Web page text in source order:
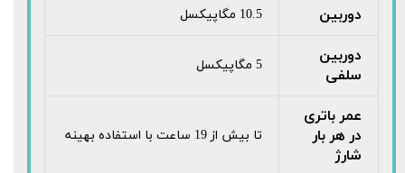
دوربین 10.5 مگاپیکسل
دوربین
سلفی
5 مگاپیکسل
عمر باتری
در هر بار
شارژ
تا بیش از 19 ساعت با استفاده بهینه